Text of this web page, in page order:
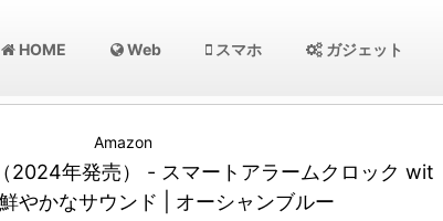
HOME Web スマホ ガジェット
Amazon
2024年発売） - スマートアラームクロック wit
やかなサウンド | オーシャンブルー